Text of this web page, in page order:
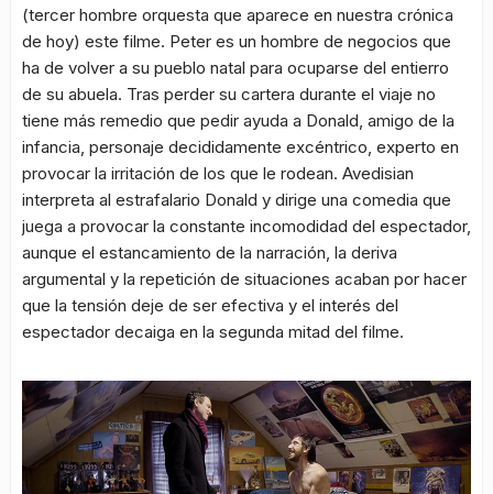
(tercer hombre orquesta que aparece en nuestra crónica
de hoy) este filme. Peter es un hombre de negocios que
ha de volver a su pueblo natal para ocuparse del entierro
de su abuela. Tras perder su cartera durante el viaje no
tiene más remedio que pedir ayuda a Donald, amigo de la
infancia, personaje decididamente excéntrico, experto en
provocar la irritación de los que le rodean. Avedisian
interpreta al estrafalario Donald y dirige una comedia que
juega a provocar la constante incomodidad del espectador,
aunque el estancamiento de la narración, la deriva
argumental y la repetición de situaciones acaban por hacer
que la tensión deje de ser efectiva y el interés del
espectador decaiga en la segunda mitad del filme.